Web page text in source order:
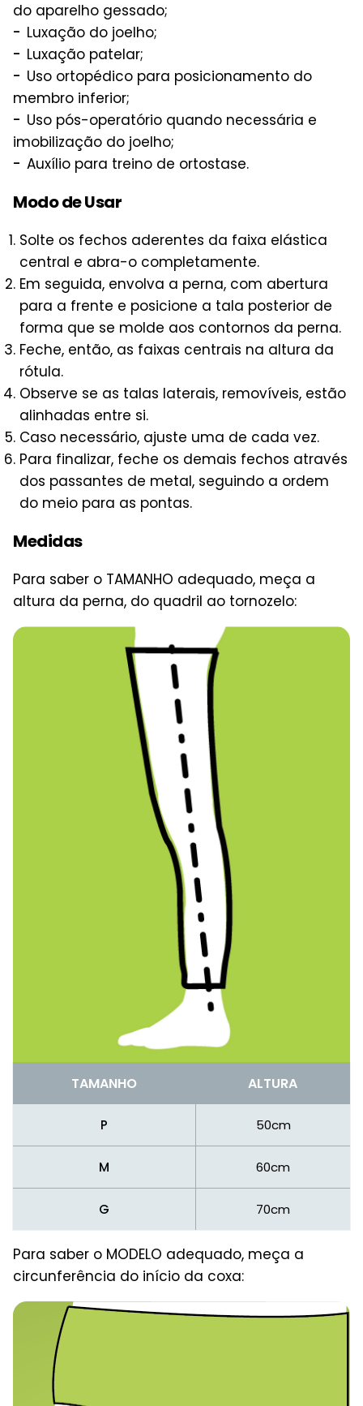
do aparelho gessado;
Luxação do joelho;
Luxação patelar;
Uso ortopédico para posicionamento do
membro inferior;
Uso pós-operatório quando necessária e
imobilização do joelho;
Auxílio para treino de ortostase.
Modo de Usar
Solte os fechos aderentes da faixa elástica
central e abra-o completamente.
Em seguida, envolva a perna, com abertura
para a frente e posicione a tala posterior de
forma que se molde aos contornos da perna.
Feche, então, as faixas centrais na altura da
rótula.
Observe se as talas laterais, removíveis, estão
alinhadas entre si.
Caso necessário, ajuste uma de cada vez.
Para finalizar, feche os demais fechos através
dos passantes de metal, seguindo a ordem
do meio para as pontas.
Medidas
Para saber o TAMANHO adequado, meça a
altura da perna, do quadril ao tornozelo:
TAMANHO ALTURA
P 50cm
M 60cm
G 70cm
Para saber o MODELO adequado, meça a
circunferência do início da coxa: